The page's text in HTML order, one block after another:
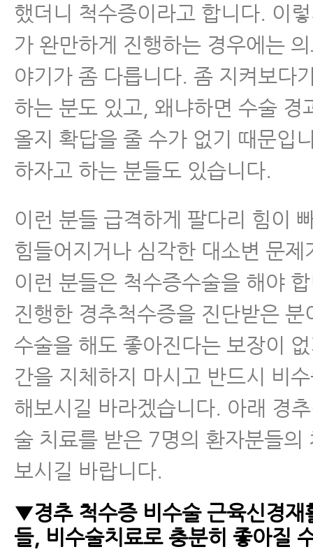
했더니 척수증이라고 합니다. 이
가 완만하게 진행하는 경우에는
야기가 좀 다릅니다. 좀 지켜보다
하는 분도 있고, 왜냐하면 수술 경
올지 확답을 줄 수가 없기 때문입
하자고 하는 분들도 있습니다.
이런 분들 급격하게 팔다리 힘이
힘들어지거나 심각한 대소변 문제
이런 분들은 척수증수술을 해야
진행한 경추척수증을 진단받은 분
수술을 해도 좋아진다는 보장이
간을 지체하지 마시고 반드시 비
해보시길 바라겠습니다. 아래 경
술 치료를 받은 7명의 환자분들의
보시길 바랍니다.
▼경추 척수증 비수술 근육신경재
들, 비수술치료로 충분히 좋아질